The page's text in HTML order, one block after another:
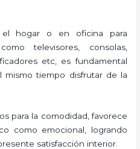
hogar o en oficina para
televisores, consolas,
etc, es fundamental
mismo tiempo disfrutar de la
para la comodidad, favorece
como emocional, logrando
satisfacción interior.